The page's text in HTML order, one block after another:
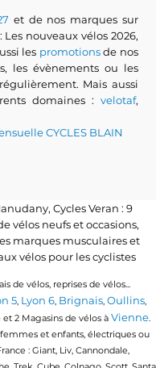
et de nos marques sur
nouveaux vélos 2026,
les promotionsde nos
les évènements ou les
Mais aussi
domaines : velotaf,
CYCLES BLAIN
Cycles Veran : 9
vélos neufs et occasions,
marques musculaires et
vélos pour les cyclistes
de vélos, reprises de vélos...
5, Lyon 6, Brignais, Oullins,
2 Magasins de vélos à Vienne.
et enfants, électriques ou
: Giant, Liv, Cannondale,